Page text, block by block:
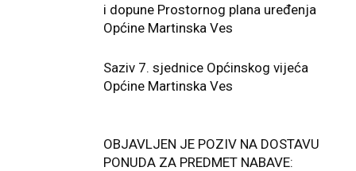
i dopune Prostornog plana uređenja
Općine Martinska Ves
Saziv 7. sjednice Općinskog vijeća
Općine Martinska Ves
OBJAVLJEN JE POZIV NA DOSTAVU
PONUDA ZA PREDMET NABAVE: